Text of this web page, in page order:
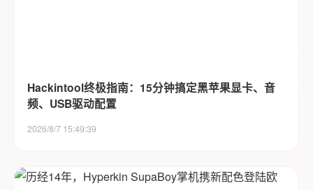
Hackintool终极指南：15分钟搞定黑苹果显卡、音
频、USB驱动配置
2026/8/7 15:49:39